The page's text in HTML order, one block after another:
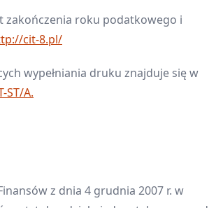
zakończenia roku podatkowego i
cit-8.pl/
wypełniania druku znajduje się w
ST/A.
z dnia 4 grudnia 2007 r. w